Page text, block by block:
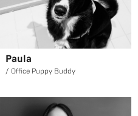
Paula
Of­fice Puppy Buddy